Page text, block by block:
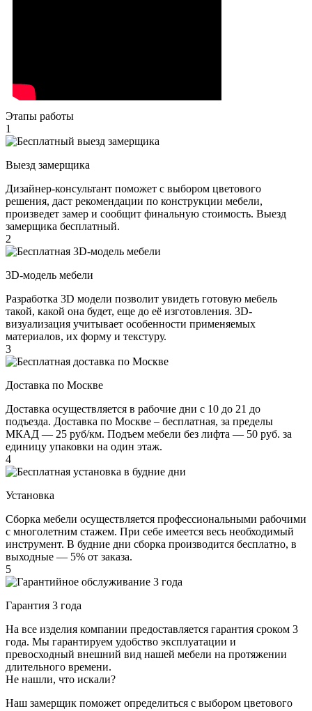
Этапы работы
1
Выезд замерщика
Дизайнер-консультант поможет с выбором цветового
решения, даст рекомендации по конструкции мебели,
произведет замер и сообщит финальную стоимость. Выезд
замерщика бесплатный.
2
3D-модель мебели
Разработка 3D модели позволит увидеть готовую мебель
такой, какой она будет, еще до её изготовления. 3D-
визуализация учитывает особенности применяемых
материалов, их форму и текстуру.
3
Доставка по Москве
Доставка осуществляется в рабочие дни с 10 до 21 до
подъезда. Доставка по Москве – бесплатная, за пределы
МКАД — 25 руб/км. Подъем мебели без лифта — 50 руб. за
единицу упаковки на один этаж.
4
Установка
Сборка мебели осуществляется профессиональными рабочими
с многолетним стажем. При себе имеется весь необходимый
инструмент. В будние дни сборка производится бесплатно, в
выходные — 5% от заказа.
5
Гарантия 3 года
На все изделия компании предоставляется гарантия сроком 3
года. Мы гарантируем удобство эксплуатации и
превосходный внешний вид нашей мебели на протяжении
длительного времени.
Не нашли, что искали?
Наш замерщик поможет определиться с выбором цветового